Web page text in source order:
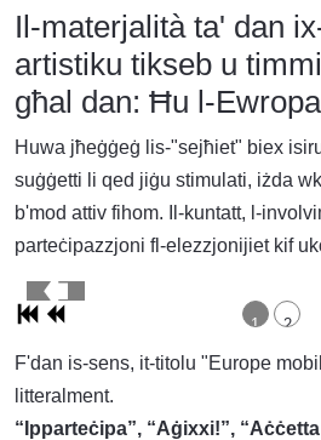
Il-materjalità ta' dan
artistiku tikseb u
għal dan: Ħu l-Ewropa
Huwa jħeġġeġ lis-"sejħiet" biex
suġġetti li qed jiġu stimulati, iżda
b'mod attiv fihom. Il-kuntatt, l-
parteċipazzjoni fl-elezzjonijiet kif
1 2
F'dan is-sens, it-titolu "Europe
litteralment.
“Ipparteċipa”, “Aġixxi!”,